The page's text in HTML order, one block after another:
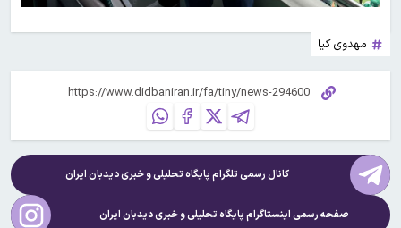
مهدوی کیا
کانال رسمی تلگرام پایگاه تحلیلی و خبریدیدبان ایران
صفحه رسمی اینستاگرام پایگاه تحلیلی و خبریدیدبان ایران